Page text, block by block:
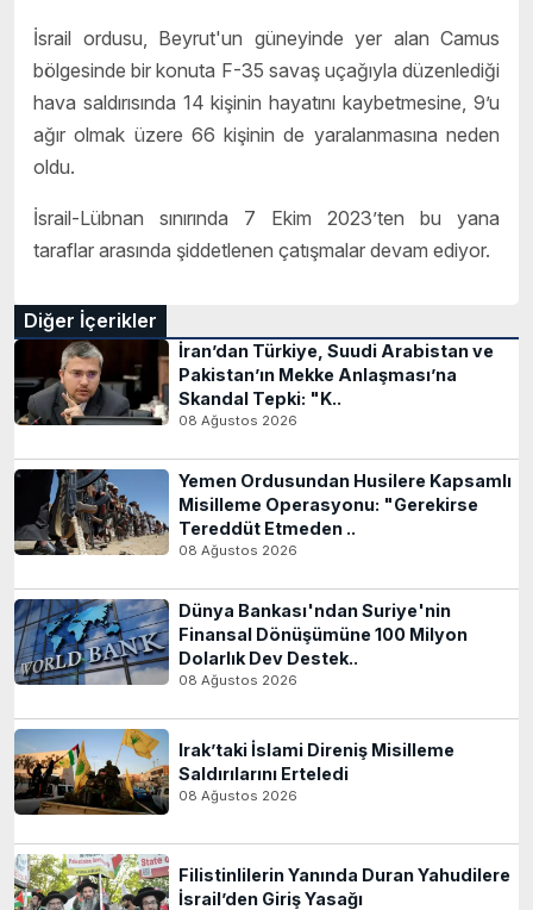
İsrail ordusu, Beyrut'un güneyinde yer alan Camus
bölgesinde bir konuta F-35 savaş uçağıyla düzenlediği
hava saldırısında 14 kişinin hayatını kaybetmesine, 9’u
ağır olmak üzere 66 kişinin de yaralanmasına neden
oldu.
İsrail-Lübnan sınırında 7 Ekim 2023’ten bu yana
taraflar arasında şiddetlenen çatışmalar devam ediyor.
Diğer İçerikler
İran’dan Türkiye, Suudi Arabistan ve
Pakistan’ın Mekke Anlaşması’na
Skandal Tepki: "K..
08 Ağustos 2026
Yemen Ordusundan Husilere Kapsamlı
Misilleme Operasyonu: "Gerekirse
Tereddüt Etmeden ..
08 Ağustos 2026
Dünya Bankası'ndan Suriye'nin
Finansal Dönüşümüne 100 Milyon
Dolarlık Dev Destek..
08 Ağustos 2026
Irak’taki İslami Direniş Misilleme
Saldırılarını Erteledi
08 Ağustos 2026
Filistinlilerin Yanında Duran Yahudilere
İsrail’den Giriş Yasağı